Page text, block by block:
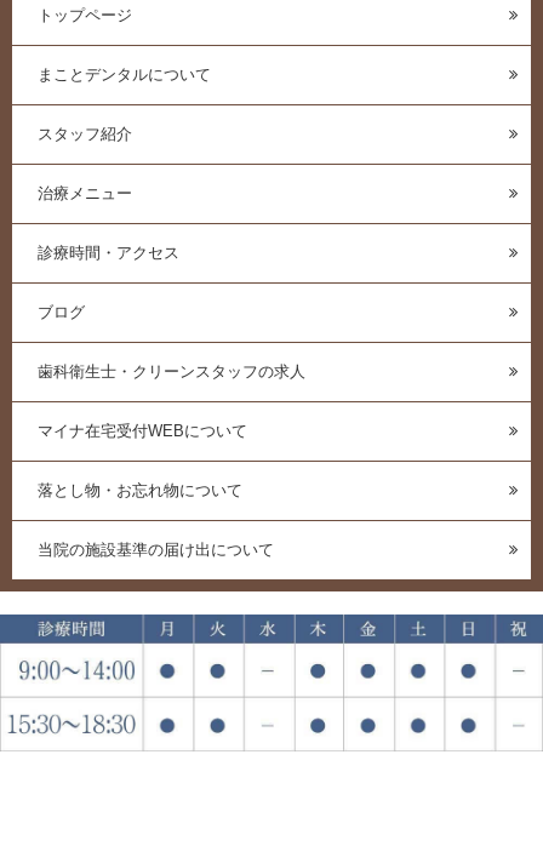
トップページ
まことデンタルについて
スタッフ紹介
治療メニュー
診療時間・アクセス
ブログ
歯科衛生士・クリーンスタッフの求人
マイナ在宅受付WEBについて
落とし物・お忘れ物について
当院の施設基準の届け出について